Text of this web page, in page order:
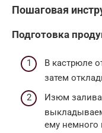
Пошаговая
Подготовка
В кастрюле
затем
Изюм
ему немного